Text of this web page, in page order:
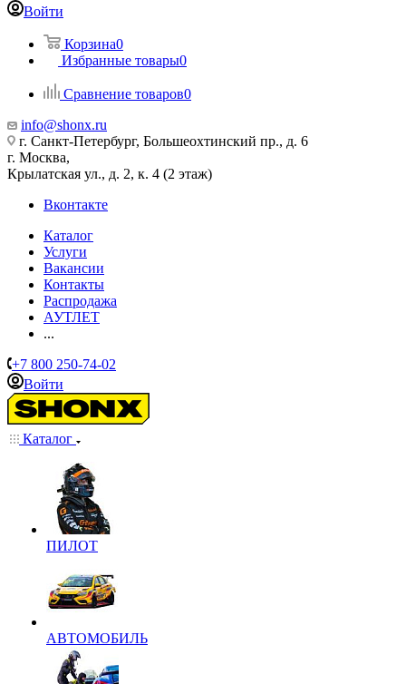
Войти
Корзина0
Избранные товары0
Сравнение товаров0
info@shonx.ru
г. Санкт-Петербург, Большеохтинский пр., д. 6
г. Москва,
Крылатская ул., д. 2, к. 4 (2 этаж)
Вконтакте
Каталог
Услуги
Вакансии
Контакты
Распродажа
АУТЛЕТ
...
+7 800 250-74-02
Войти
Каталог
ПИЛОТ
АВТОМОБИЛЬ